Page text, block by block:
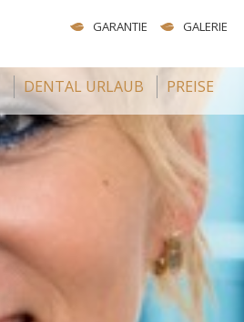
GARANTIE GALERIE
DENTAL URLAUB
PREISE